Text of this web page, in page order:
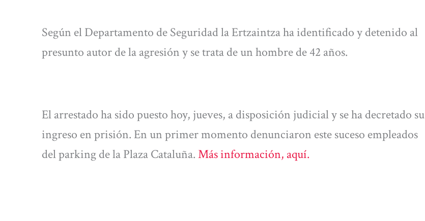
Según el Departamento de Seguridad la Ertzaintza ha identificado y detenido al
presunto autor de la agresión y se trata de un hombre de 42 años.
El arrestado ha sido puesto hoy, jueves, a disposición judicial y se ha decretado su
ingreso en prisión. En un primer momento denunciaron este suceso empleados
del parking de la Plaza Cataluña.Más información, aquí.